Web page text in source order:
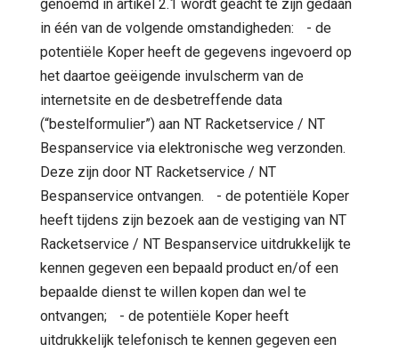
genoemd in artikel 2.1 wordt geacht te zijn gedaan
in één van de volgende omstandigheden: - de
potentiële Koper heeft de gegevens ingevoerd op
het daartoe geëigende invulscherm van de
internetsite en de desbetreffende data
(“bestelformulier”) aan NT Racketservice / NT
Bespanservice via elektronische weg verzonden.
Deze zijn door NT Racketservice / NT
Bespanservice ontvangen. - de potentiële Koper
heeft tijdens zijn bezoek aan de vestiging van NT
Racketservice / NT Bespanservice uitdrukkelijk te
kennen gegeven een bepaald product en/of een
bepaalde dienst te willen kopen dan wel te
ontvangen; - de potentiële Koper heeft
uitdrukkelijk telefonisch te kennen gegeven een